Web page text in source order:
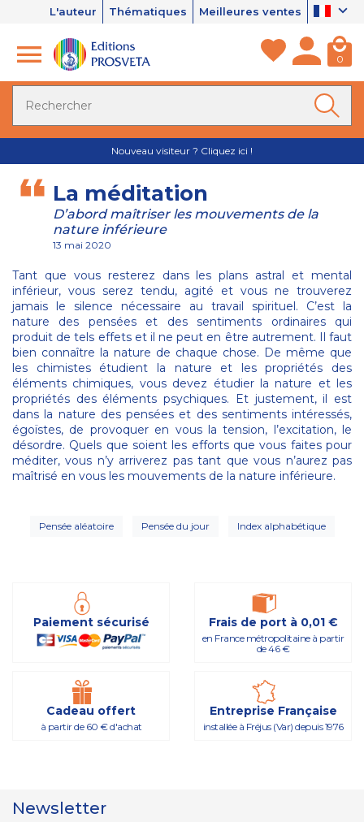
L'auteur Thématiques Meilleures ventes
0
Nouveau visiteur ? Cliquez ici !
La méditation
D’abord maîtriser les mouvements de la
nature inférieure
13 mai 2020
Tant que vous resterez dans les plans astral et mental
inférieur, vous serez tendu, agité et vous ne trouverez
jamais le silence nécessaire au travail spirituel. C’est la
nature des pensées et des sentiments ordinaires qui
produit de tels effets et il ne peut en être autrement. Il faut
bien connaître la nature de chaque chose. De même que
les chimistes étudient la nature et les propriétés des
éléments chimiques, vous devez étudier la nature et les
propriétés des éléments psychiques. Et justement, il est
dans la nature des pensées et des sentiments intéressés,
égoïstes, de provoquer en vous la tension, l’excitation, le
désordre. Quels que soient les efforts que vous faites pour
méditer, vous n’y arriverez pas tant que vous n’aurez pas
maîtrisé en vous les mouvements de la nature inférieure.
Pensée aléatoire Pensée du jour Index alphabétique
Paiement sécurisé Frais de port à 0,01 €
en France métropolitaine à partir
de 46 €
Cadeau offert
à partir de 60 € d'achat
Entreprise Française
installée à Fréjus (Var) depuis 1976
Newsletter